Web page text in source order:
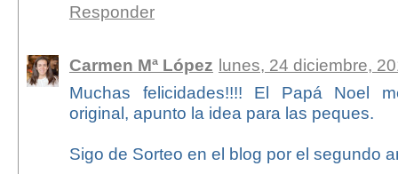
Responder
Carmen Mª López lunes, 24 diciembre,
Muchas felicidades!!!! El Papá Noel
original, apunto la idea para las peques.
Sigo de Sorteo en el blog por el segundo